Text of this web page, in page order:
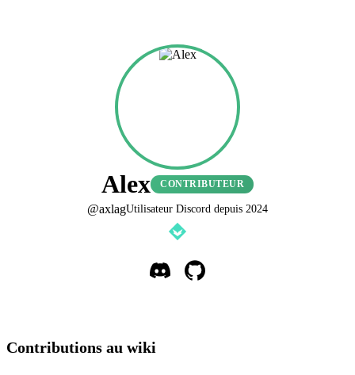
Alex CONTRIBUTEUR
@axlagUtilisateur Discord depuis 2024
Contributions au wiki